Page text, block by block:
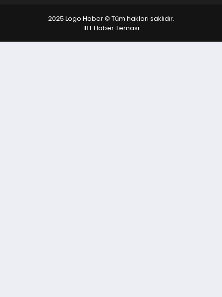
2025 Logo Haber © Tüm hakları saklıdır.
İBT Haber Teması